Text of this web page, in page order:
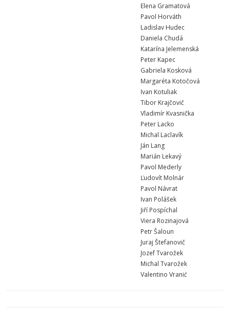
Elena Gramatová
Pavol Horváth
Ladislav Hudec
Daniela Chudá
Katarína Jelemenská
Peter Kapec
Gabriela Kosková
Margaréta Kotočová
Ivan Kotuliak
Tibor Krajčovič
Vladimír Kvasnička
Peter Lacko
Michal Laclavík
Ján Lang
Marián Lekavý
Pavol Mederly
Ľudovít Molnár
Pavol Návrat
Ivan Polášek
Jiří Pospíchal
Viera Rozinajová
Petr Šaloun
Juraj Štefanovič
Jozef Tvarožek
Michal Tvarožek
Valentino Vranić